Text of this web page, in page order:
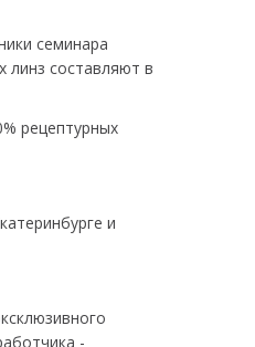
семинара
линз составляют в
рецептурных
и
-